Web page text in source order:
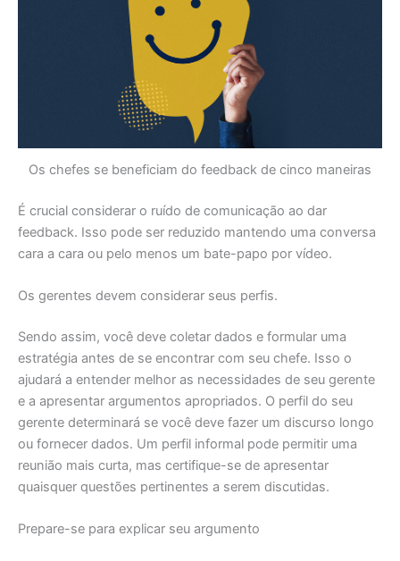
Os chefes se beneficiam do feedback de cinco maneiras
É crucial considerar o ruído de comunicação ao dar
feedback. Isso pode ser reduzido mantendo uma conversa
cara a cara ou pelo menos um bate-papo por vídeo.
Os gerentes devem considerar seus perfis.
Sendo assim, você deve coletar dados e formular uma
estratégia antes de se encontrar com seu chefe. Isso o
ajudará a entender melhor as necessidades de seu gerente
e a apresentar argumentos apropriados. O perfil do seu
gerente determinará se você deve fazer um discurso longo
ou fornecer dados. Um perfil informal pode permitir uma
reunião mais curta, mas certifique-se de apresentar
quaisquer questões pertinentes a serem discutidas.
Prepare-se para explicar seu argumento